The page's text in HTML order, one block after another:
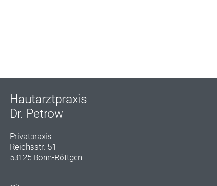
Hautarztpraxis
Dr. Petrow
Privatpraxis
Reichsstr. 51
53125 Bonn-Röttgen